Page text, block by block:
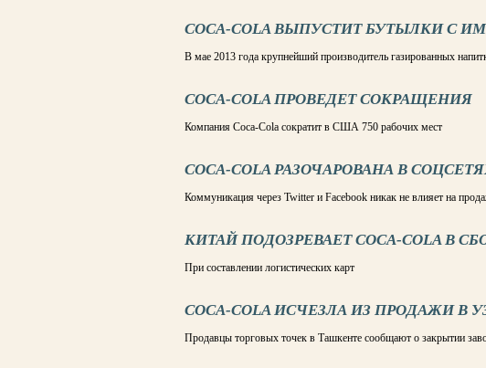
COCA-COLA ВЫПУСТИТ БУТЫЛКИ С
В мае 2013 года крупнейший производитель газированных
COCA-COLA ПРОВЕДЕТ СОКРАЩЕНИЯ
Компания Coca-Cola сократит в США 750 рабочих мест
COCA-COLA РАЗОЧАРОВАНА В
Коммуникация через Twitter и Facebook никак не влияет на
КИТАЙ ПОДОЗРЕВАЕТ COCA-COLA В
При составлении логистических карт
COCA-COLA ИСЧЕЗЛА ИЗ ПРОДАЖИ В
Продавцы торговых точек в Ташкенте сообщают о закрытии